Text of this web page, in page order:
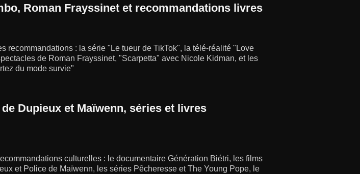
Roman Frayssinet et recommandations livres
recommandations : la série "Le tueur de TikTok", la télé-réalité "Love
de Roman Frayssinet, "Scarpetta" avec Nicole Kidman, et les
du mode survie"
Dupieux et Maïwenn, séries et livres
culturelles : le documentaire Génération Biétri, les films
et Police de Maïwenn, les séries Pêcheresse et The Young Pope, le